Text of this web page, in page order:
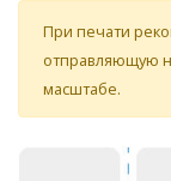
При печати
отправляющую
масштабе.